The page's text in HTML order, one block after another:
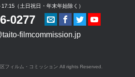
（土日祝日・年末年始除く）
0277
filmcommission.jp
フィルム・コミッション All rights Reserved.